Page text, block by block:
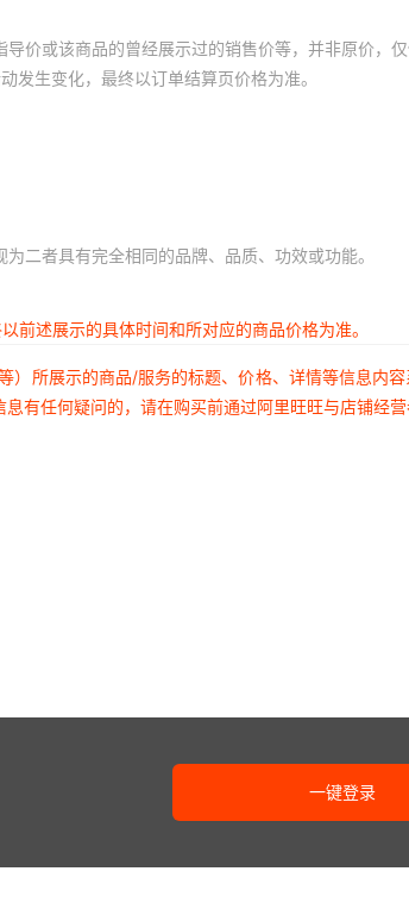
价或该商品的曾经展示过的销售价等，并非原价，仅
生变化，最终以订单结算页价格为准。
二者具有完全相同的品牌、品质、功效或功能。
前述展示的具体时间和所对应的商品价格为准。
所展示的商品/服务的标题、价格、详情等信息内
任何疑问的，请在购买前通过阿里旺旺与店铺经
一键登录